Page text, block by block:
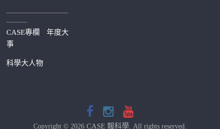
—————————
———
CASE專欄
年度大
事
科學大人物
Copyright © 2026 CASE 報科學. All rights reserved.